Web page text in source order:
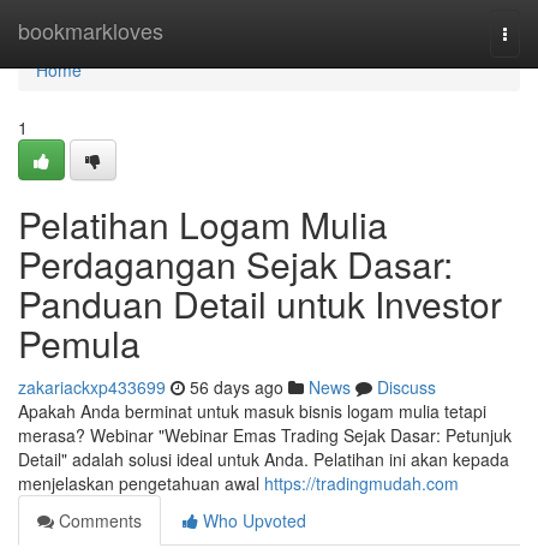
bookmarkloves
Home
Home
1
Pelatihan Logam Mulia
Perdagangan Sejak Dasar:
Panduan Detail untuk Investor
Pemula
zakariackxp433699 56 days ago News
Discuss
Apakah Anda berminat untuk masuk bisnis logam mulia tetapi
merasa? Webinar "Webinar Emas Trading Sejak Dasar: Petunjuk
Detail" adalah solusi ideal untuk Anda. Pelatihan ini akan kepada
menjelaskan pengetahuan awal https://tradingmudah.com
Comments
Who Upvoted